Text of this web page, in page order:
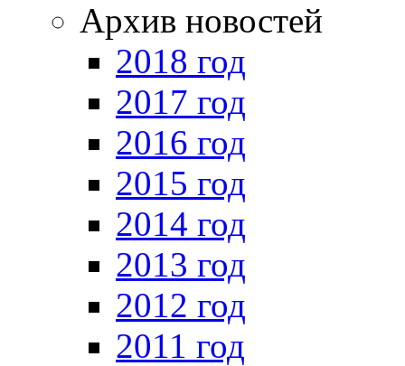
Архив новостей
2018 год
2017 год
2016 год
2015 год
2014 год
2013 год
2012 год
2011 год